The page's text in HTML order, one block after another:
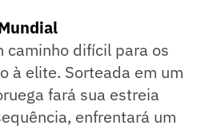
caminho difícil para os
à elite. Sorteada em um
fará sua estreia
enfrentará um